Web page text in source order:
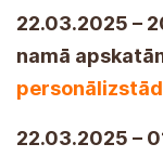
22.03.2025 –
namā
22.03.2025 –